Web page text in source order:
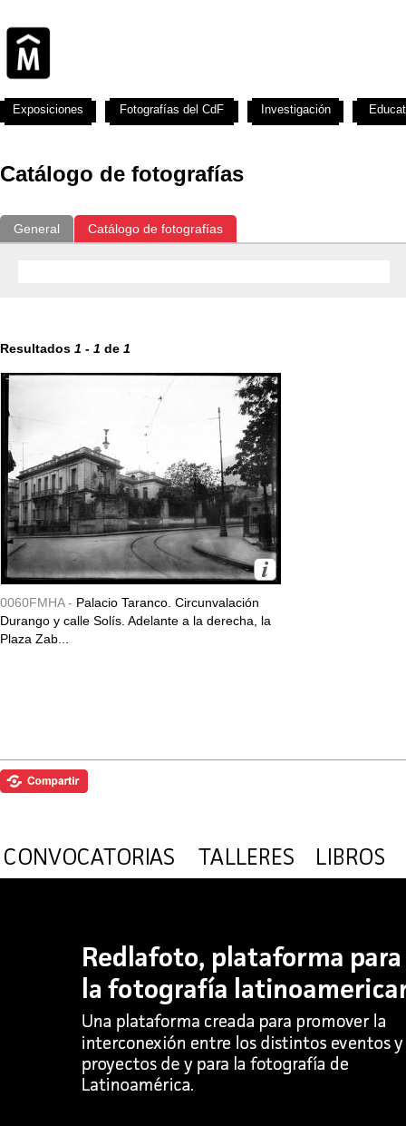
Catálogo de fotografías
General Catálogo de fotografías
Resultados 1 - 1 de 1
0060FMHA - Palacio Taranco. Circunvalación
Durango y calle Solís. Adelante a la derecha, la
Plaza Zab...
Exposiciones Fotografías del CdF Investigación